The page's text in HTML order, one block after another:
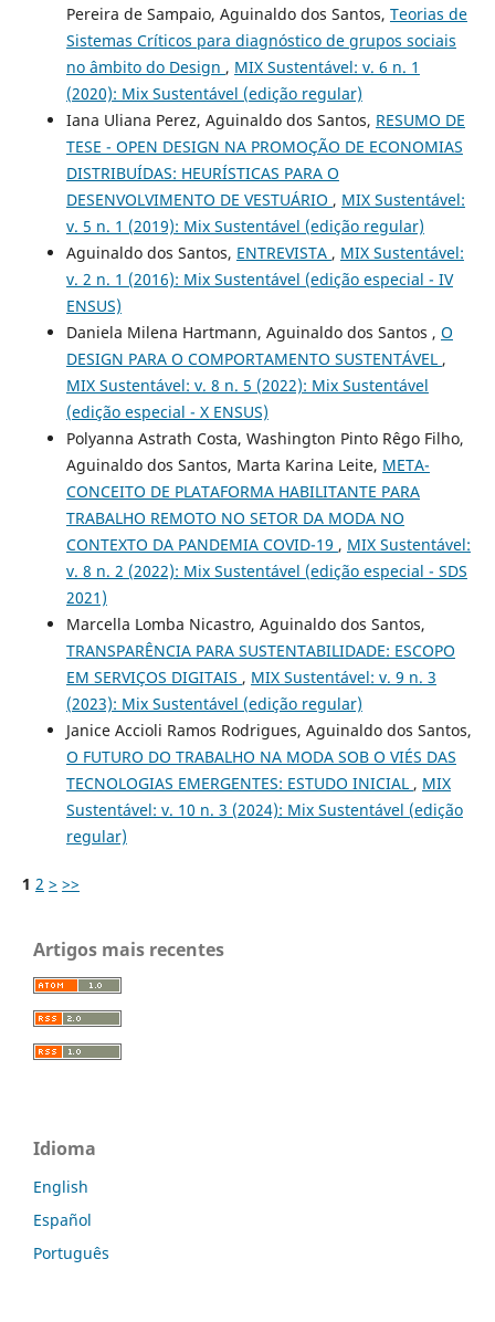
Pereira de Sampaio, Aguinaldo dos Santos, Teorias de
Sistemas Críticos para diagnóstico de grupos sociais
no âmbito do Design , MIX Sustentável: v. 6 n. 1
(2020): Mix Sustentável (edição regular)
Iana Uliana Perez, Aguinaldo dos Santos, RESUMO DE
TESE - OPEN DESIGN NA PROMOÇÃO DE ECONOMIAS
DISTRIBUÍDAS: HEURÍSTICAS PARA O
DESENVOLVIMENTO DE VESTUÁRIO , MIX Sustentável:
v. 5 n. 1 (2019): Mix Sustentável (edição regular)
Aguinaldo dos Santos, ENTREVISTA , MIX Sustentável:
v. 2 n. 1 (2016): Mix Sustentável (edição especial - IV
ENSUS)
Daniela Milena Hartmann, Aguinaldo dos Santos , O
DESIGN PARA O COMPORTAMENTO SUSTENTÁVEL ,
MIX Sustentável: v. 8 n. 5 (2022): Mix Sustentável
(edição especial - X ENSUS)
Polyanna Astrath Costa, Washington Pinto Rêgo Filho,
Aguinaldo dos Santos, Marta Karina Leite, META-
CONCEITO DE PLATAFORMA HABILITANTE PARA
TRABALHO REMOTO NO SETOR DA MODA NO
CONTEXTO DA PANDEMIA COVID-19 , MIX Sustentável:
v. 8 n. 2 (2022): Mix Sustentável (edição especial - SDS
2021)
Marcella Lomba Nicastro, Aguinaldo dos Santos,
TRANSPARÊNCIA PARA SUSTENTABILIDADE: ESCOPO
EM SERVIÇOS DIGITAIS , MIX Sustentável: v. 9 n. 3
(2023): Mix Sustentável (edição regular)
Janice Accioli Ramos Rodrigues, Aguinaldo dos Santos,
O FUTURO DO TRABALHO NA MODA SOB O VIÉS DAS
TECNOLOGIAS EMERGENTES: ESTUDO INICIAL , MIX
Sustentável: v. 10 n. 3 (2024): Mix Sustentável (edição
regular)
1 2 > >>
Artigos mais recentes
Idioma
English
Español
Português